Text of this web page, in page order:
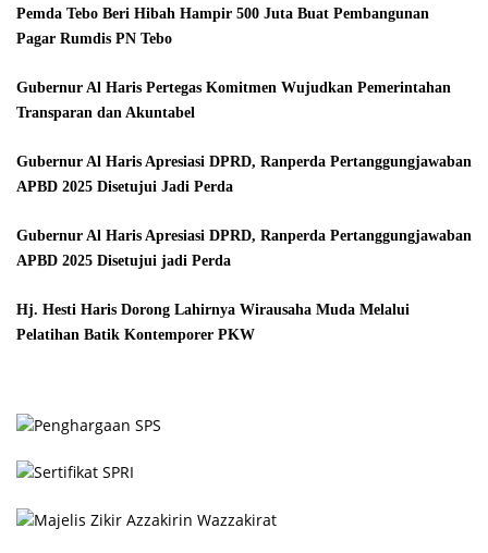
Pemda Tebo Beri Hibah Hampir 500 Juta Buat Pembangunan
Pagar Rumdis PN Tebo
Gubernur Al Haris Pertegas Komitmen Wujudkan Pemerintahan
Transparan dan Akuntabel
Gubernur Al Haris Apresiasi DPRD, Ranperda Pertanggungjawaban
APBD 2025 Disetujui Jadi Perda
Gubernur Al Haris Apresiasi DPRD, Ranperda Pertanggungjawaban
APBD 2025 Disetujui jadi Perda
Hj. Hesti Haris Dorong Lahirnya Wirausaha Muda Melalui
Pelatihan Batik Kontemporer PKW